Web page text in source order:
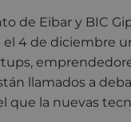
de Eibar y BIC
el 4 de diciembre
llamados a
que la nuevas